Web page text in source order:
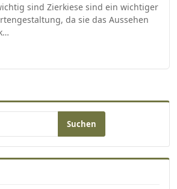
sind Zierkiese sind ein wichtiger
da sie das Aussehen